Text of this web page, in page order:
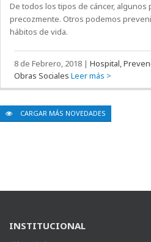
De todos los tipos de cáncer,
precozmente. Otros podemos
hábitos de vida.
8 de Febrero, 2018 |Hospital,
Obras Sociales Leer más >
CARGAR MÁS NOVEDADES
INSTITUCIONAL